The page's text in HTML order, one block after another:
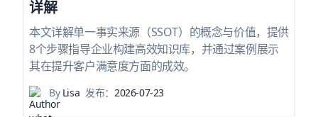
详解
本文详解单一事实来源（SSOT）的概念与价值，提供
8个步骤指导企业构建高效知识库，并通过案例展示
其在提升客户满意度方面的成效。
ByLisa 发布： 2026-07-23